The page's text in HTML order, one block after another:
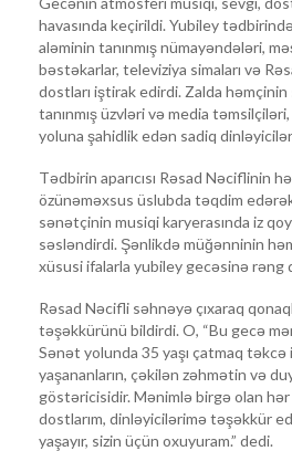
havasında keçirildi. Yubiley
aləminin tanınmış nümayəndələri,
bəstəkarlar, televiziya simaları və
dostları iştirak edirdi. Zalda
tanınmış üzvləri və media
yoluna şahidlik edən sadiq dinləyiciləri
Tədbirin aparıcısı Rəsad Nəciflinin
özünəməxsus üslubda təqdim
sənətçinin musiqi karyerasında iz
səsləndirdi. Şənlikdə müğənninin
xüsusi ifalarla yubiley gecəsinə rəng
Rəsad Nəcifli səhnəyə çıxaraq
təşəkkürünü bildirdi. O, “Bu gecə
Sənət yolunda 35 yaşı çatmaq təkcə
yaşananların, çəkilən zəhmətin və
göstəricisidir. Mənimlə birgə olan
dostlarım, dinləyicilərimə təşəkkür
yaşayır, sizin üçün oxuyuram.” dedi.